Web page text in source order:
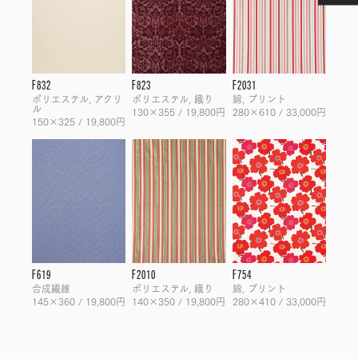
F832
ポリエステル, アクリ
ル
150×325 / 19,800円
F823
ポリエステル, 織り
130×355 / 19,800円
F2031
綿, プリント
280×610 / 33,000円
F619
合成繊維
145×360 / 19,800円
F2010
ポリエステル, 織り
140×350 / 19,800円
F754
綿, プリント
280×410 / 33,000円